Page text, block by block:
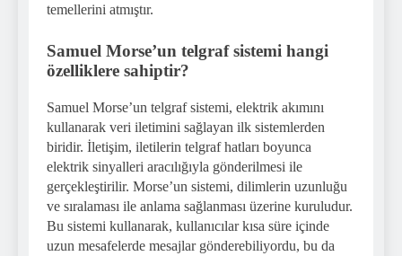
temellerini atmıştır.
Samuel Morse’un telgraf sistemi hangi
özelliklere sahiptir?
Samuel Morse’un telgraf sistemi, elektrik akımını
kullanarak veri iletimini sağlayan ilk sistemlerden
biridir. İletişim, iletilerin telgraf hatları boyunca
elektrik sinyalleri aracılığıyla gönderilmesi ile
gerçekleştirilir. Morse’un sistemi, dilimlerin uzunluğu
ve sıralaması ile anlama sağlanması üzerine kuruludur.
Bu sistemi kullanarak, kullanıcılar kısa süre içinde
uzun mesafelerde mesajlar gönderebiliyordu, bu da